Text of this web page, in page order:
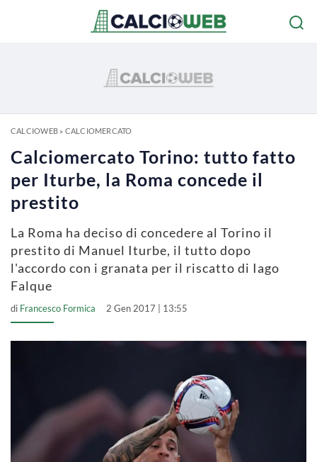
CALCIOWEB» CALCIOMERCATO
Calciomercato Torino: tutto fatto
per Iturbe, la Roma concede il
prestito
La Roma ha deciso di concedere al Torino il
prestito di Manuel Iturbe, il tutto dopo
l'accordo con i granata per il riscatto di Iago
Falque
di Francesco Formica 2 Gen 2017 | 13:55